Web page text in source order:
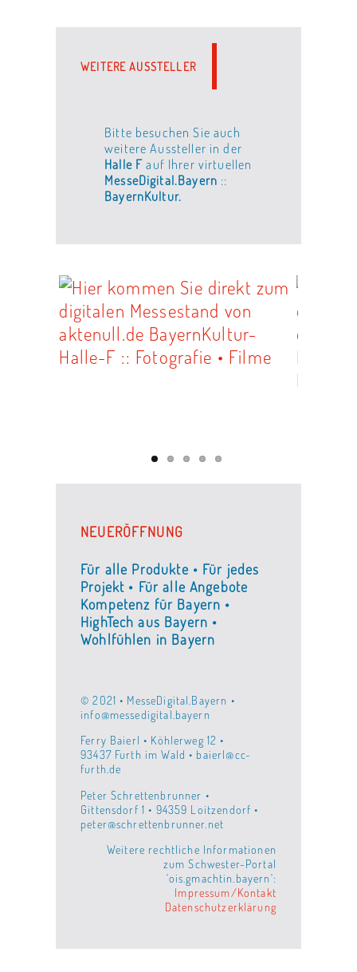
WEITERE AUSSTELLER
Bitte besuchen Sie auch
weitere Aussteller in der
Halle Fauf Ihrer virtuellen
MesseDigital.Bayern ::
BayernKultur.
NEUERÖFFNUNG
Für alle Produkte • Für jedes
Projekt • Für alle Angebote
Kompetenz für Bayern •
HighTech aus Bayern •
Wohlfühlen in Bayern
© 2021 • MesseDigital.Bayern •
info@messedigital.bayern
Ferry Baierl • Köhlerweg 12 •
93437 Furth im Wald • baierl@cc-
furth.de
Peter Schrettenbrunner •
Gittensdorf 1 • 94359 Loitzendorf •
peter@schrettenbrunner.net
Weitere rechtliche Informationen
zum Schwester-Portal
'ois.gmachtin.bayern':
Impressum/Kontakt
Datenschutzerklärung